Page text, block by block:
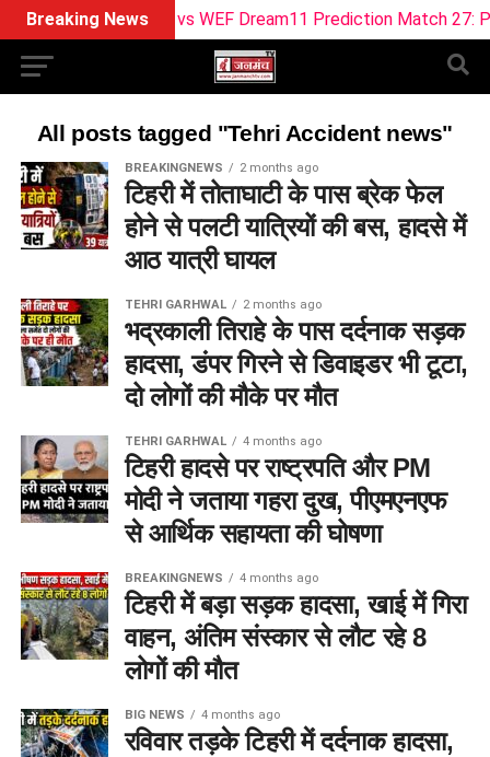
Breaking NewsSUL vs WEF Dream11 Prediction Match 27:
All posts tagged "Tehri Accident news"
BREAKINGNEWS 2 months ago
टिहरी में तोताघाटी के पास ब्रेक फेल
होने से पलटी यात्रियों की बस, हादसे में
आठ यात्री घायल
TEHRI GARHWAL 2 months ago
भद्रकाली तिराहे के पास दर्दनाक सड़क
हादसा, डंपर गिरने से डिवाइडर भी टूटा,
दो लोगों की मौके पर मौत
TEHRI GARHWAL 4 months ago
टिहरी हादसे पर राष्ट्रपति और PM
मोदी ने जताया गहरा दुख, पीएमएनएफ
से आर्थिक सहायता की घोषणा
BREAKINGNEWS 4 months ago
टिहरी में बड़ा सड़क हादसा, खाई में गिरा
वाहन, अंतिम संस्कार से लौट रहे 8
लोगों की मौत
BIG NEWS 4 months ago
रविवार तड़के टिहरी में दर्दनाक हादसा,